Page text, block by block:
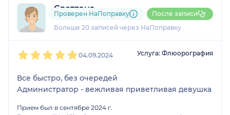
максимум сдать кровь,зачем вы по звонку
говорите приходить заранее,когда
администратор орет,что к нему до 11-00 рано.
приемлемая,но волокиты конечно хватает и
администраторы хамят.
Светлана
1 отзыв и1 оценка
Больше 20 записей через НаПоправку
Проверен НаПоправку После записи
04.09.2024 Услуга: Флюорография
Все быстро, без очередей
Администратор - вежливая приветливая девушка
Прием был в сентябре 2024 г.